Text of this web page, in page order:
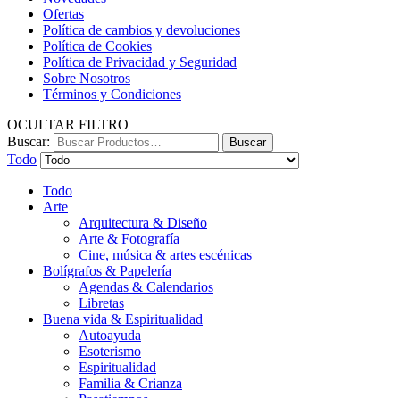
Ofertas
Política de cambios y devoluciones
Política de Cookies
Política de Privacidad y Seguridad
Sobre Nosotros
Términos y Condiciones
OCULTAR FILTRO
Buscar:
Buscar
Todo
Todo
Arte
Arquitectura & Diseño
Arte & Fotografía
Cine, música & artes escénicas
Bolígrafos & Papelería
Agendas & Calendarios
Libretas
Buena vida & Espiritualidad
Autoayuda
Esoterismo
Espiritualidad
Familia & Crianza